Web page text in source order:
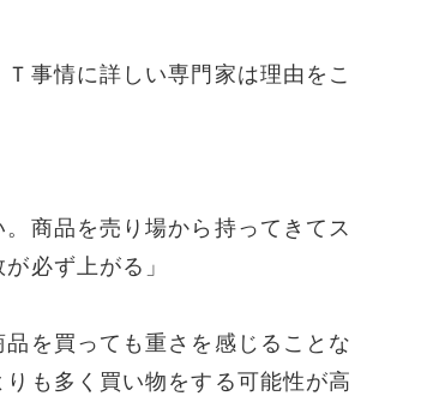
事情に詳しい専門家は理由をこ
商品を売り場から持ってきてス
必ず上がる」
を買っても重さを感じることな
も多く買い物をする可能性が高